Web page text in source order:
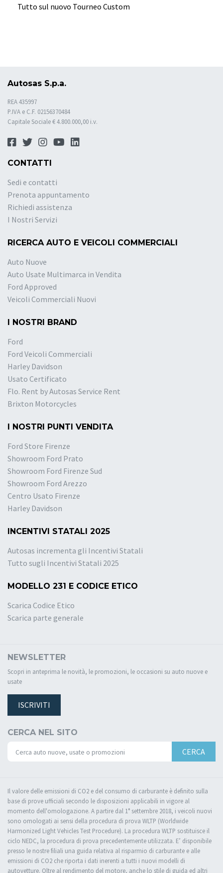
Tutto sul nuovo Tourneo Custom
Autosas S.p.a.
REA 435997
P.IVA e C.F. 02156370484
Capitale Sociale € 4.800.000,00 i.v.
CONTATTI
Sedi e contatti
Prenota appuntamento
Richiedi assistenza
I Nostri Servizi
RICERCA AUTO E VEICOLI COMMERCIALI
Auto Nuove
Auto Usate Multimarca in Vendita
Ford Approved
Veicoli Commerciali Nuovi
I NOSTRI BRAND
Ford
Ford Veicoli Commerciali
Harley Davidson
Usato Certificato
Flo. Rent by Autosas Service Rent
Brixton Motorcycles
I NOSTRI PUNTI VENDITA
Ford Store Firenze
Showroom Ford Prato
Showroom Ford Firenze Sud
Showroom Ford Arezzo
Centro Usato Firenze
Harley Davidson
INCENTIVI STATALI 2025
Autosas incrementa gli Incentivi Statali
Tutto sugli Incentivi Statali 2025
MODELLO 231 E CODICE ETICO
Scarica Codice Etico
Scarica parte generale
NEWSLETTER
Scopri in anteprima le novità, le promozioni, le occasioni su auto nuove e
usate
ISCRIVITI
CERCA NEL SITO
CERCA
Il valore delle emissioni di CO2 e del consumo di carburante è definito sulla
base di prove ufficiali secondo le disposizioni applicabili in vigore al
momento dell'omologazione. A partire dal 1° settembre 2018, i veicoli nuovi
sono omologati ai sensi della procedura di prova WLTP (Worldwide
Harmonized Light Vehicles Test Procedure). La procedura WLTP sostituisce il
ciclo NEDC, la procedura di prova precedentemente utilizzata. E’ disponibile
presso le nostre filiali una guida relativa al risparmio di carburante e alle
emissioni di CO2 che riporta i dati inerenti a tutti i nuovi modelli di
autovetture. Oltre al rendimento del motore, anche lo stile di guida ed altri